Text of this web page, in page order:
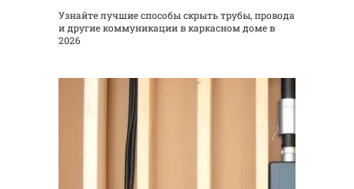
Узнайте лучшие способы скрыть трубы, провода
и другие коммуникации в каркасном доме в
2026